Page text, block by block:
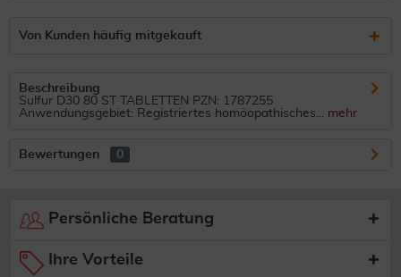
Von Kunden häufig mitgekauft
Beschreibung
Sulfur D30 80 ST TABLETTEN PZN: 1787255
Anwendungsgebiet: Registriertes homöopathisches... mehr
Bewertungen 0
Persönliche Beratung
Ihre Vorteile